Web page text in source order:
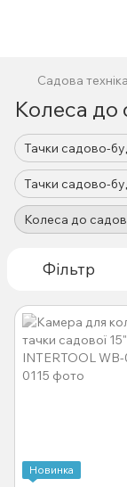
Садова
Колеса до
Тачки садово-
Тачки садово-
Колеса до
Фільтр
Новинка